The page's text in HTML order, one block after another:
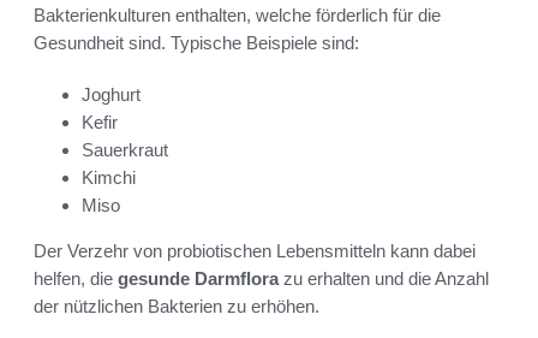
Bakterienkulturen enthalten, welche förderlich für die
Gesundheit sind. Typische Beispiele sind:
Joghurt
Kefir
Sauerkraut
Kimchi
Miso
Der Verzehr von probiotischen Lebensmitteln kann dabei
helfen, die gesunde Darmflorazu erhalten und die Anzahl
der nützlichen Bakterien zu erhöhen.